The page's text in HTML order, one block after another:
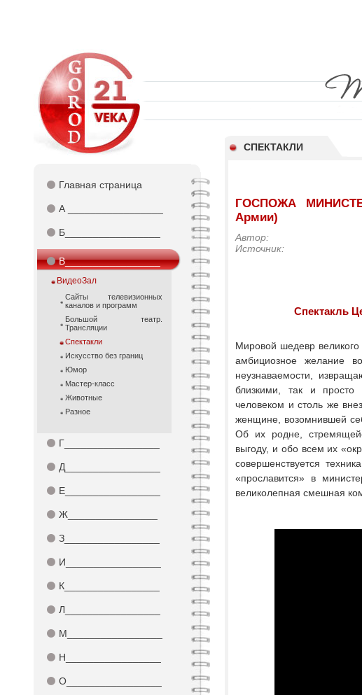
СПЕКТАКЛИ
⚫ Главная страница
⚫ А _________________
⚫ Б_________________
⚫В_________________
ВидеоЗал
Cайты телевизионных
каналов и программ
Большой театр.
Трансляции
Спектакли
Искусство без границ
Юмор
Мастер-класс
Животные
Разное
⚫ Г_________________
⚫ Д_________________
⚫ Е_________________
⚫ Ж________________
⚫ З_________________
⚫ И_________________
⚫ К_________________
⚫ Л_________________
⚫ М_________________
⚫ Н_________________
⚫ О_________________
ГОСПОЖА
Армии)
Автор:
Источник:
Спектакль
Мировой шедевр великого
амбициозное желание
неузнаваемости,
близкими, так и просто
человеком и столь же
женщине, возомнившей
Об их родне,
выгоду, и обо всем их
совершенствуется
«прославится» в
великолепная смешная